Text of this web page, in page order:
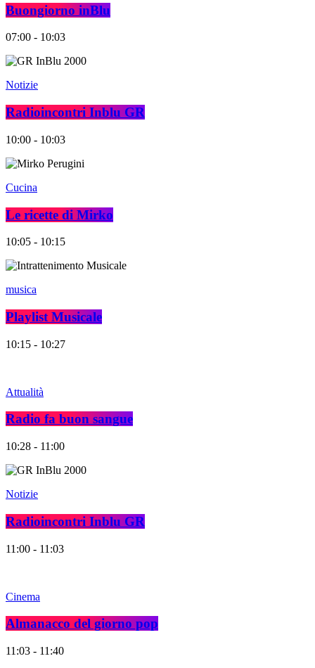
Buongiorno inBlu
07:00 - 10:03
Notizie
Radioincontri Inblu GR
10:00 - 10:03
Cucina
Le ricette di Mirko
10:05 - 10:15
musica
Playlist Musicale
10:15 - 10:27
Attualità
Radio fa buon sangue
10:28 - 11:00
Notizie
Radioincontri Inblu GR
11:00 - 11:03
Cinema
Almanacco del giorno pop
11:03 - 11:40